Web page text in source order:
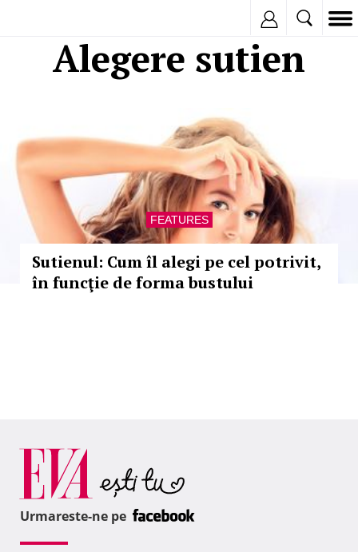
Alegere sutien
FEATURES
Sutienul: Cum îl alegi pe cel potrivit,
în funcţie de forma bustului
Urmareste-ne pe